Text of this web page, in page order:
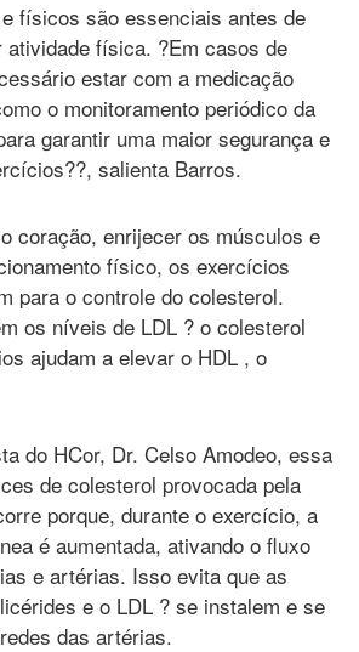
físicos são essenciais antes de
atividade física. ?Em casos de
estar com a medicação
o monitoramento periódico da
garantir uma maior segurança e
salienta Barros.
coração, enrijecer os músculos e
físico, os exercícios
para o controle do colesterol.
os níveis de LDL ? o colesterol
ajudam a elevar o HDL , o
do HCor, Dr. Celso Amodeo, essa
de colesterol provocada pela
porque, durante o exercício, a
é aumentada, ativando o fluxo
e artérias. Isso evita que as
e o LDL ? se instalem e se
das artérias.